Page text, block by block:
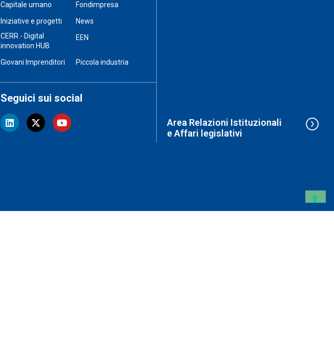
Capitale umano
Fondimpresa
Iniziative e progetti
News
CERR - Digital
innovation HUB
EEN
Giovani Imprenditori Piccola industria
Seguici sui social
Area Relazioni Istituzionali
e Affari legislativi